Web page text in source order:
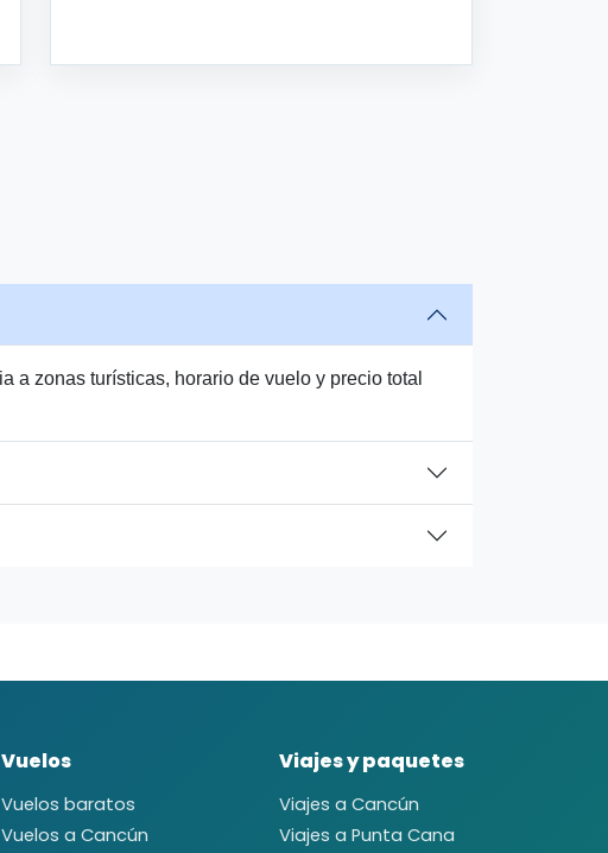
a zonas turísticas, horario de vuelo y precio total
Vuelos
Vuelos baratos
Vuelos a Cancún
Viajes y paquetes
Viajes a Cancún
Viajes a Punta Cana